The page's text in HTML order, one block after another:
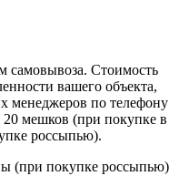
самовывоза. Стоимость
вашего объекта,
менеджеров по телефону
20 мешков (при покупке в
россыпью).
(при покупке россыпью)